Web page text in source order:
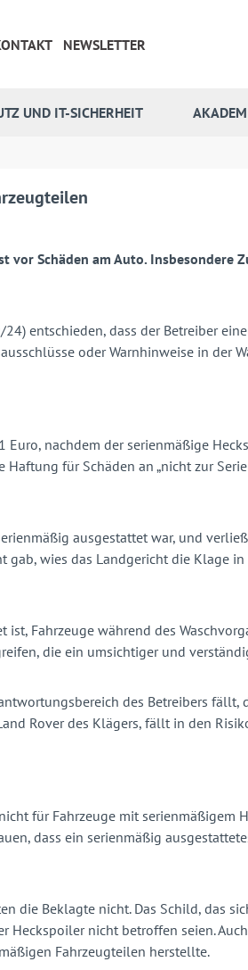
NEWSLETTER
UND IT-SICHERHEIT
Schäden am Auto.
entschieden, dass der Betreiber
oder Warnhinweise in
nachdem der serienmäßige
für Schäden an „nicht zur
ausgestattet war, und
gab, wies das Landgericht die Klage
Fahrzeuge während des
die ein umsichtiger und
des Betreibers
Rover des Klägers, fällt in den
für Fahrzeuge mit
dass ein serienmäßig
die Beklagte nicht. Das Schild, das
Heckspoiler nicht betroffen seien.
Fahrzeugteilen herstellte.